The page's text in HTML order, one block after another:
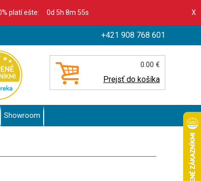
platí ešte: 0d 5h 8m 53s X
+421 908 768 601
0.00 €
Prejsť do košíka
Showroom